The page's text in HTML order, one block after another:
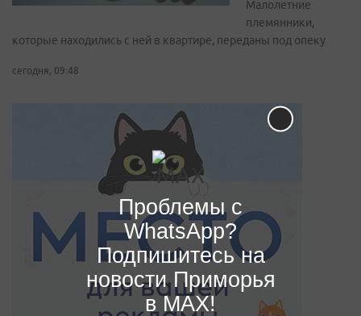
Малолетние
племянники,
которые находились с ней в квартире, переданы под опеку
сегодня, 09:48
Проблемы с
WhatsApp?
Подпишитесь на
новости Приморья
в MAX!